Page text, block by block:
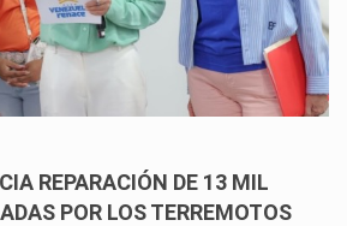
REPARACIÓN DE 13 MIL
POR LOS TERREMOTOS